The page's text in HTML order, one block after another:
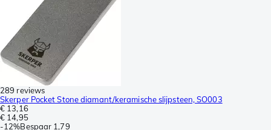
289 reviews
Skerper Pocket Stone diamant/keramische slijpsteen, SO003
€ 13,16
€ 14,95
-12%Bespaar 1,79